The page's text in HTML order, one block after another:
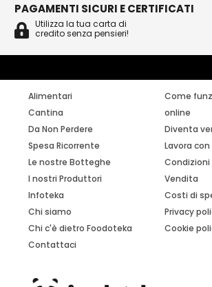
PAGAMENTI SICURI E CERTIFICATI
Utilizza la tua carta di
credito senza pensieri!
Alimentari
Cantina
Da Non Perdere
Spesa Ricorrente
Le nostre Botteghe
I nostri Produttori
Infoteka
Chi siamo
Chi c'è dietro Foodoteka
Contattaci
Come
online
Diventa
Lavora con
Condizioni
Vendita
Costi di
Privacy
Cookie